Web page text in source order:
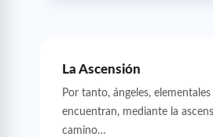
La Ascensión
Por tanto, ángeles,
encuentran, mediante la
camino…